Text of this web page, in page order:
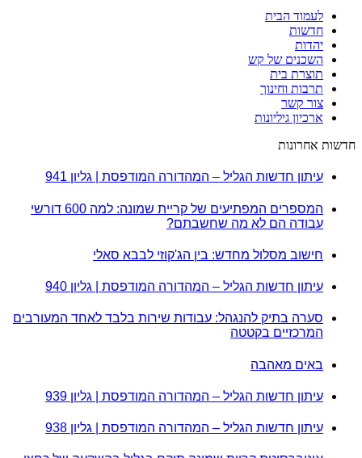
לעמוד הבית
חדשות
יהדות
השכנים של קש
תוצרת בית
תרבות וחינוך
צור קשר
ארכיון גיליונות
חדשות אחרונות
עיתון חדשות הגליל – המהדורה המודפסת | גליון 941
המספרים המפתיעים של קריית שמונה: למה 600 דורשי
עבודה הם לא מה שחשבתם?
חישוב מסלול מחדש: בין הג'קוזי לבבא סאלי
עיתון חדשות הגליל – המהדורה המודפסת | גליון 940
סערה בתיק להנגהל: עבודות שירות בלבד לאחד המעורבים
המרכזיים בקטטה
באים מאהבה
עיתון חדשות הגליל – המהדורה המודפסת | גליון 939
עיתון חדשות הגליל – המהדורה המודפסת | גליון 938